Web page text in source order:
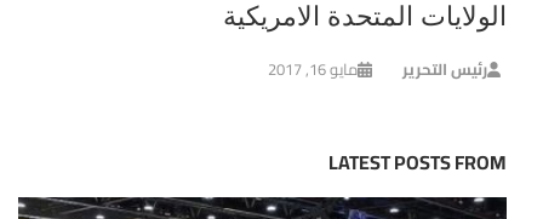
الولايات المتحدة الامريكية
رئيس التحرير مايو 16, 2017
LATEST POSTS FROM